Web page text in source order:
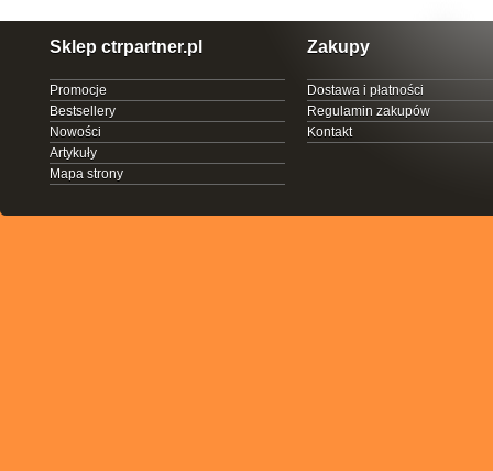
Sklep ctrpartner.pl
Promocje
Bestsellery
Nowości
Artykuły
Mapa strony
Zakupy
Dostawa i płatności
Regulamin zakupów
Kontakt